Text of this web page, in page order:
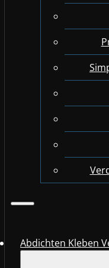
Abdichten Kleben